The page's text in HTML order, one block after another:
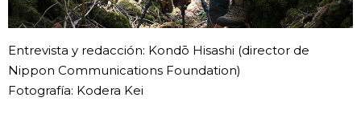
Entrevista y redacción: Kondō Hisashi (director de
Nippon Communications Foundation)
Fotografía: Kodera Kei